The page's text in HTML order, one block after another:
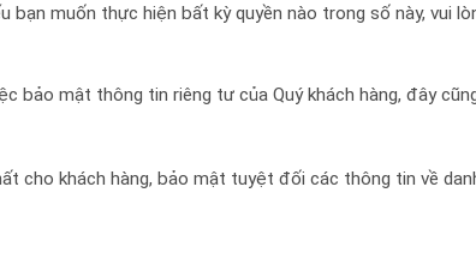
muốn thực hiện bất kỳ quyền nào trong số này, vui
bảo mật thông tin riêng tư của Quý khách hàng, đây
cho khách hàng, bảo mật tuyệt đối các thông tin về